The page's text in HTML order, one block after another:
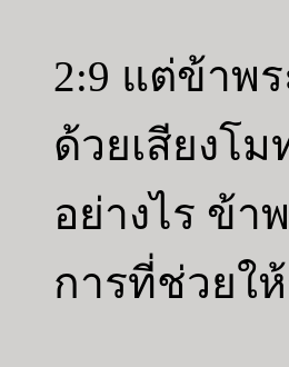
2:9 แต่ข้าพ
ด้วยเสียงโ
อย่างไร ข้
การที่ช่วยใ